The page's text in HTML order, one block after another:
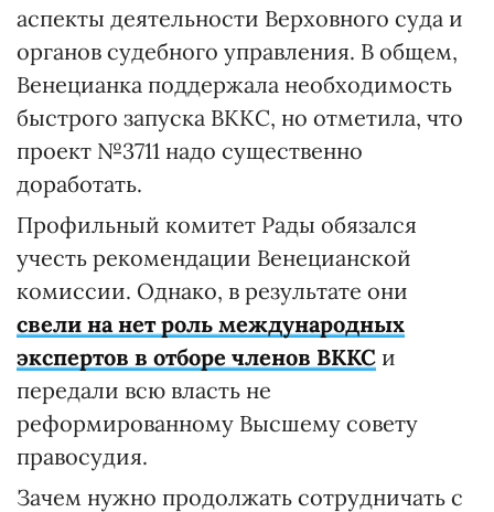
аспекты деятельности Верховного суда и
органов судебного управления. В общем,
Венецианка поддержала необходимость
быстрого запуска ВККС, но отметила, что
проект №3711 надо существенно
доработать.
Профильный комитет Рады обязался
учесть рекомендации Венецианской
комиссии. Однако, в результате они
свели на нет роль международных
экспертов в отборе членов ВККС и
передали всю власть не
реформированному Высшему совету
правосудия.
Зачем нужно продолжать сотрудничать с